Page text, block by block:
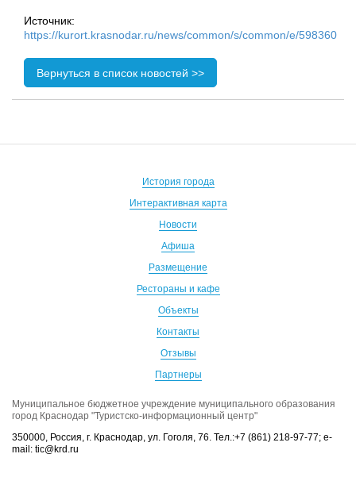
Источник:
https://kurort.krasnodar.ru/news/common/s/common/e/598360
Вернуться в список новостей >>
История города
Интерактивная карта
Новости
Афиша
Размещение
Рестораны и кафе
Объекты
Контакты
Отзывы
Партнеры
Муниципальное бюджетное учреждение муниципального образования
город Краснодар "Туристско-информационный центр"
350000, Россия, г. Краснодар, ул. Гоголя, 76. Тел.:+7 (861) 218-97-77; e-
mail: tic@krd.ru